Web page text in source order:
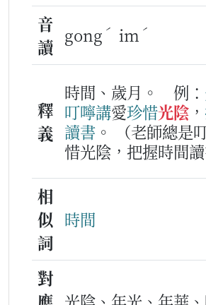
音
讀
gong ˊ im ˊ
釋
義
時間、歲月。 例：
叮嚀講愛珍惜光陰 ，
讀書 。
（老師總是
惜光陰，把握時間讀
相
似
詞
時間
對